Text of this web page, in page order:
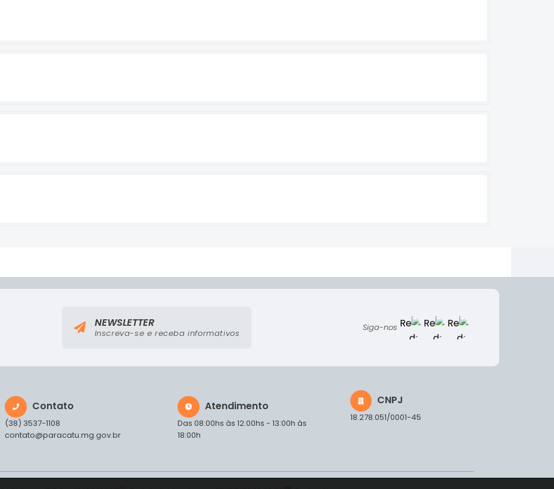
Siga-nos
Contato
(38) 3537-1108
contato@paracatu.mg.gov.br
Atendimento
Das 08:00hs às 12:00hs - 13:00h às
18:00h
CNPJ
18.278.051/0001-45
NEWSLETTER
Inscreva-se e receba informativos